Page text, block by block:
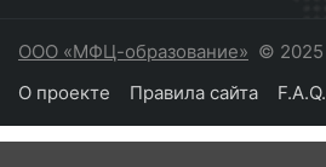
ООО «МФЦ-образование» © 2025
О проекте
Правила сайта F.A.Q.